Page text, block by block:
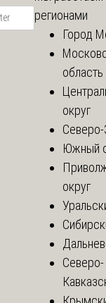
регионами
Город
область
округ
Южный
округ
Северо-